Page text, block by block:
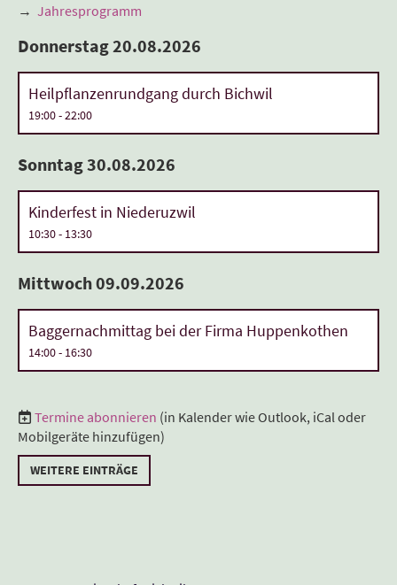
→ Jahresprogramm
Donnerstag 20.08.2026
Heilpflanzenrundgang durch Bichwil
19:00 - 22:00
Sonntag 30.08.2026
Kinderfest in Niederuzwil
10:30 - 13:30
Mittwoch 09.09.2026
Baggernachmittag bei der Firma Huppenkothen
14:00 - 16:30
Termine abonnieren (in Kalender wie Outlook, iCal oder
Mobilgeräte hinzufügen)
WEITERE EINTRÄGE